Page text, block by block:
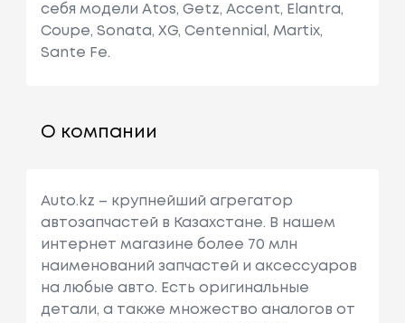
себя модели Atos, Getz, Accent, Elantra,
Coupe, Sonata, XG, Centennial, Martix,
Sante Fe.
О компании
Auto.kz – крупнейший агрегатор
автозапчастей в Казахстане. В нашем
интернет магазине более 70 млн
наименований запчастей и аксессуаров
на любые авто. Есть оригинальные
детали, а также множество аналогов от